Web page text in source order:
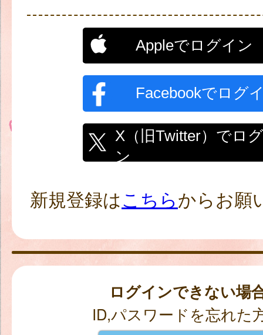
Appleでログイン
Facebookでログ
X（旧Twitter）でロ
ン
新規登録はこちらからお願
ログインできない場
ID,パスワードを忘れた